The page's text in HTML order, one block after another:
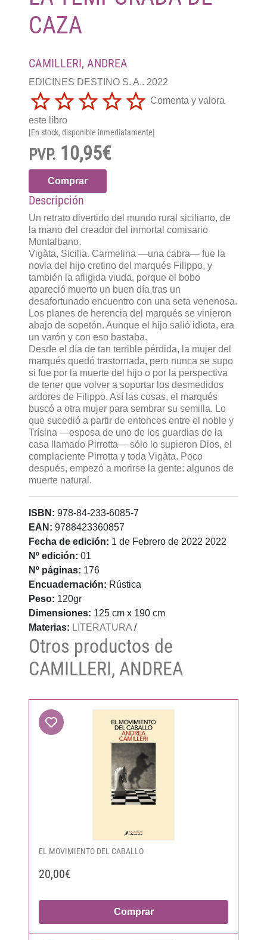
CAZA
CAMILLERI, ANDREA
EDICINES DESTINO S. A.. 2022
Comenta y valora
este libro
[En stock, disponible inmediatamente]
PVP. 10,95€
Comprar
Descripción
Un retrato divertido del mundo rural siciliano, de
la mano del creador del inmortal comisario
Montalbano.
Vigàta, Sicilia. Carmelina —una cabra— fue la
novia del hijo cretino del marqués Filippo, y
también la afligida viuda, porque el bobo
apareció muerto un buen día tras un
desafortunado encuentro con una seta venenosa.
Los planes de herencia del marqués se vinieron
abajo de sopetón. Aunque el hijo salió idiota, era
un varón y con eso bastaba.
Desde el día de tan terrible pérdida, la mujer del
marqués quedó trastornada, pero nunca se supo
si fue por la muerte del hijo o por la perspectiva
de tener que volver a soportar los desmedidos
ardores de Filippo. Así las cosas, el marqués
buscó a otra mujer para sembrar su semilla. Lo
que sucedió a partir de entonces entre el noble y
Trísina —esposa de uno de los guardias de la
casa llamado Pirrotta— sólo lo supieron Dios, el
complaciente Pirrotta y toda Vigàta. Poco
después, empezó a morirse la gente: algunos de
muerte natural.
ISBN: 978-84-233-6085-7
EAN: 9788423360857
Fecha de edición: 1 de Febrero de 2022 2022
Nº edición: 01
Nº páginas: 176
Encuadernación: Rústica
Peso: 120gr
Dimensiones: 125 cm x 190 cm
Materias: LITERATURA /
Otros productos de
CAMILLERI, ANDREA
EL MOVIMIENTO DEL CABALLO
20,00€
Comprar